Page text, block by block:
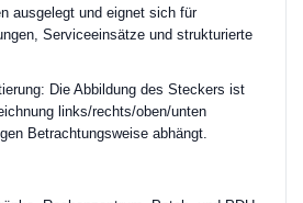
ausgelegt und eignet sich für
Serviceeinsätze und strukturierte
Die Abbildung des Steckers ist
links/rechts/oben/unten
Betrachtungsweise abhängt.